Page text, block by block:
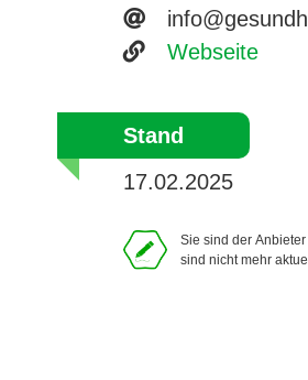
E-Mail-
Website
Webseite
Stand
17.02.2025
Sie sind der
sind nicht mehr